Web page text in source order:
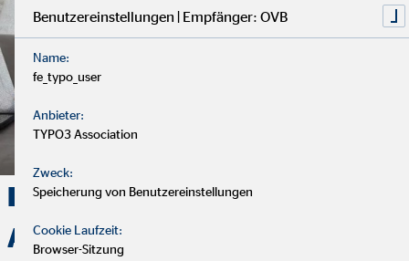
Deine Finanzen, Dein Weg:
Analyse, Beratung und
Benutzereinstellungen | Empfänger: OVB
Name:
fe_typo_user
Anbieter:
TYPO3 Association
Zweck:
Speicherung von Benutzereinstellungen
Cookie Laufzeit:
Browser-Sitzung